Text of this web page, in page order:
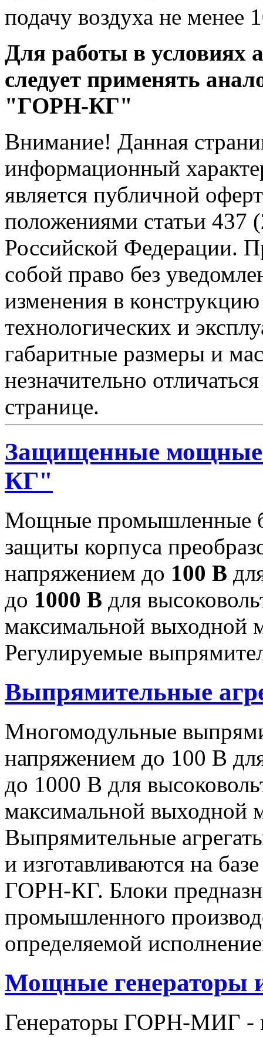
подачу воздуха не менее
Для работы в условиях
следует применять
"ГОРН-КГ"
Внимание! Данная
информационный
является публичной
положениями статьи 437
Российской Федерации.
собой право без
изменения в
технологических и
габаритные размеры и
незначительно
странице.
Защищенные
КГ"
Мощные промышленные
защиты корпуса
напряжением до 100 В
до 1000 В для
максимальной
Регулируемые
Выпрямительные
Многомодульные
напряжением до 100 В
до 1000 В для
максимальной
Выпрямительные
и изготавливаются на
ГОРН-КГ. Блоки
промышленного
определяемой
Мощные
Генераторы ГОРН-МИГ -